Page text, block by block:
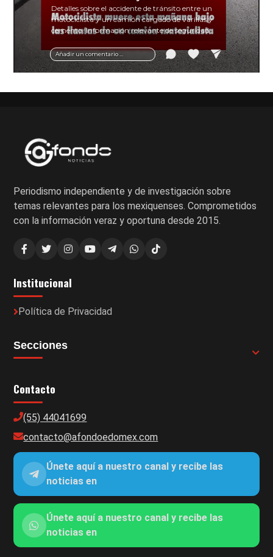
Añadir un comentario ...
Detalles sobre el accidente de tránsito entre un
motociclista y un camión cargado de varillas y
cemento. Información relevante de seguridad
vial y recomendaciones para motociclistas.
Periodismo independiente y de investigación sobre
temas relevantes para los mexiquenses. Comprometidos
con la información veraz y oportuna desde 2015.
Institucional
Política de Privacidad
Secciones
Contacto
(55) 44041699
contacto@afondoedomex.com
Únete aquí a nuestro canal y recibe las
noticias en
Únete aquí a nuestro canal y recibe las
noticias en